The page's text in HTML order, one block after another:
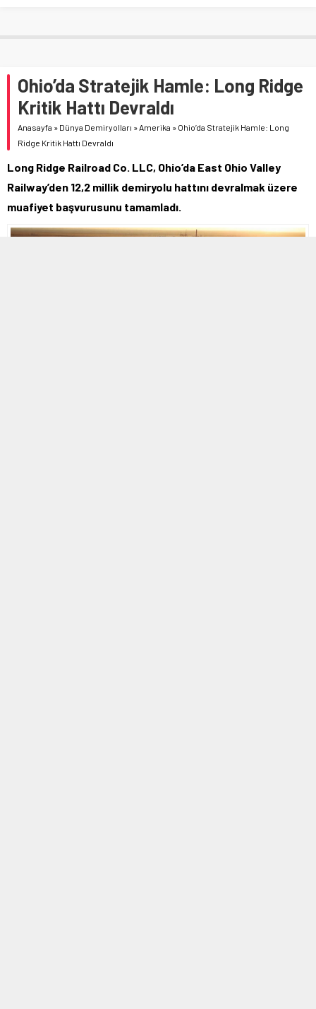
Ohio’da Stratejik Hamle: Long Ridge
Kritik Hattı Devraldı
Anasayfa » Dünya Demiryolları »Amerika » Ohio’da Stratejik Hamle: Long
Ridge Kritik Hattı Devraldı
Long Ridge Railroad Co. LLC, Ohio’da East Ohio Valley
Railway’den 12,2 millik demiryolu hattını devralmak üzere
muafiyet başvurusunu tamamladı.